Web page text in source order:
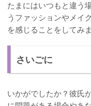
たまにはいつもと違う
うファッションやメイ
を感じることをしてみ
さいごに
いかがでしたか？彼氏